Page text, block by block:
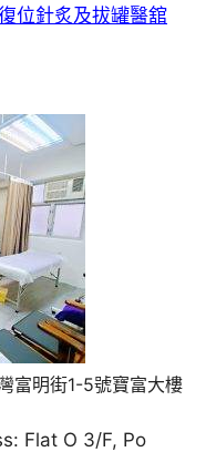
位針炙及拔罐醫舘
富明街1-5號寶富大樓
Flat O 3/F, Po